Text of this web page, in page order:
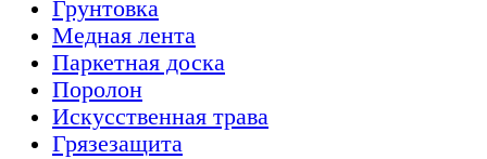
Грунтовка
Медная лента
Паркетная доска
Поролон
Искусственная трава
Грязезащита